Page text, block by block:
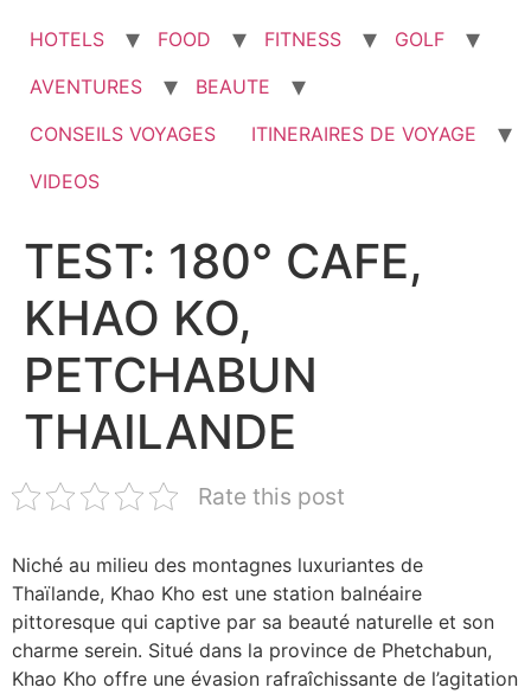
HOTELS FOOD FITNESS
GOLF
AVENTURES
BEAUTE
CONSEILS VOYAGES
ITINERAIRES DE VOYAGE
VIDEOS
TEST: 180° CAFE,
KHAO KO,
PETCHABUN
THAILANDE
Rate this post
Niché au milieu des montagnes luxuriantes de
Thaïlande, Khao Kho est une station balnéaire
pittoresque qui captive par sa beauté naturelle et son
charme serein. Situé dans la province de Phetchabun,
Khao Kho offre une évasion rafraîchissante de l’agitation